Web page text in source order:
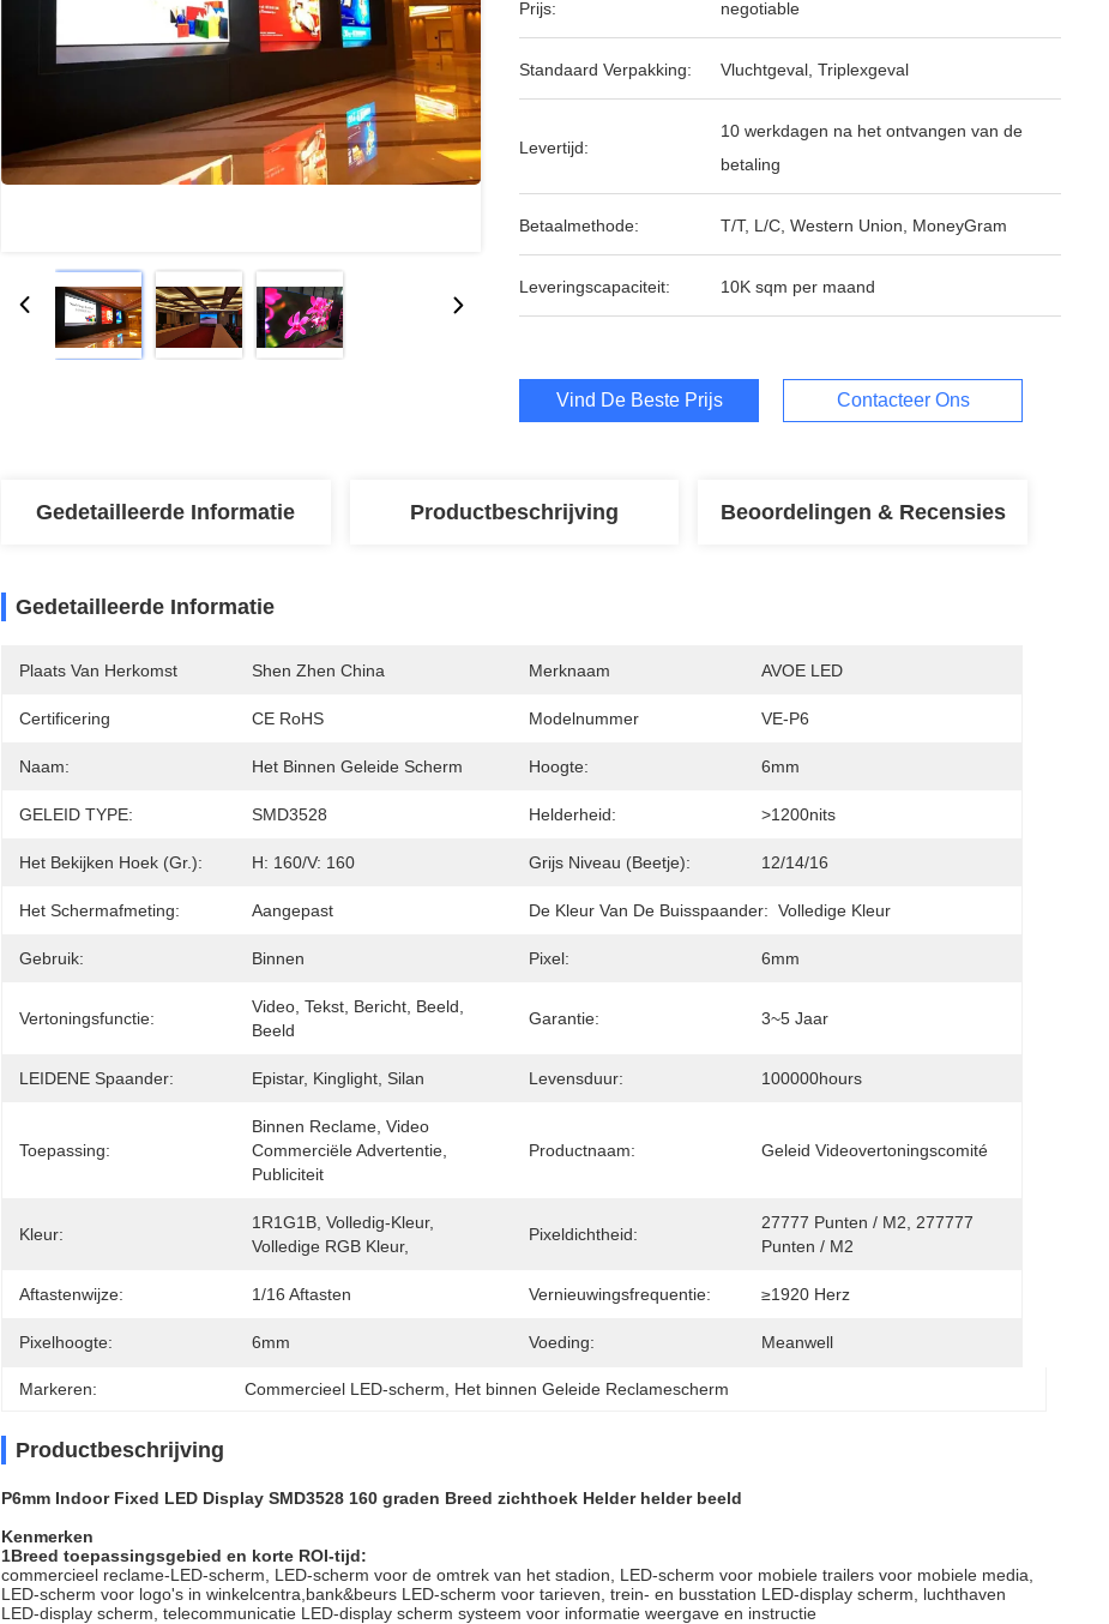
Prijs: negotiable
Standaard Verpakking: Vluchtgeval, Triplexgeval
Levertijd:
10 werkdagen na het ontvangen van de
betaling
Betaalmethode: T/T, L/C, Western Union, MoneyGram
Leveringscapaciteit: 10K sqm per maand
Vind De Beste Prijs Contacteer Ons
Gedetailleerde Informatie Productbeschrijving Beoordelingen & Recensies
Gedetailleerde Informatie
Plaats Van Herkomst Shen Zhen China Merknaam AVOE LED
Certificering CE RoHS Modelnummer VE-P6
Naam: Het Binnen Geleide Scherm Hoogte: 6mm
GELEID TYPE: SMD3528 Helderheid: >1200nits
Het Bekijken Hoek (gr.): H: 160/V: 160 Grijs Niveau (beetje): 12/14/16
Het Schermafmeting: Aangepast De Kleur Van De Buisspaander: Volledige Kleur
Gebruik: Binnen Pixel: 6mm
Vertoningsfunctie:
Video, Tekst, Bericht, Beeld,
Beeld
Garantie: 3~5 Jaar
LEIDENE Spaander: Epistar, Kinglight, Silan Levensduur: 100000hours
Toepassing:
Binnen Reclame, Video
Commerciële Advertentie,
Publiciteit
Productnaam: Geleid Videovertoningscomité
Kleur:
1R1G1B, Volledig-Kleur,
Volledige RGB Kleur,
Pixeldichtheid:
27777 Punten / M2, 277777
Punten / M2
Aftastenwijze: 1/16 Aftasten Vernieuwingsfrequentie: ≥1920 Herz
Pixelhoogte: 6mm Voeding: Meanwell
Markeren: Commercieel LED-scherm Het binnen Geleide Reclamescherm
Productbeschrijving
P6mm Indoor Fixed LED Display SMD3528 160 graden Breed zichthoek Helder helder beeld
Kenmerken
1Breed toepassingsgebied en korte ROI-tijd:
commercieel reclame-LED-scherm, LED-scherm voor de omtrek van het stadion, LED-scherm voor mobiele trailers voor mobiele media,
LED-scherm voor logo's in winkelcentra,bank&beurs LED-scherm voor tarieven, trein- en busstation LED-display scherm, luchthaven
LED-display scherm, telecommunicatie LED-display scherm systeem voor informatie weergave en instructie